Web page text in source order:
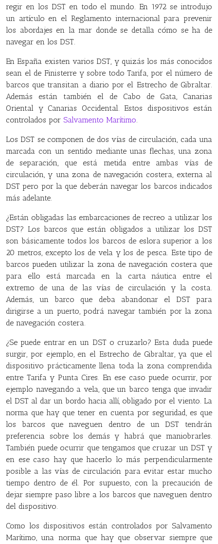
regir en los DST en todo el mundo. En 1972 se introdujo
un artículo en el Reglamento internacional para prevenir
los abordajes en la mar donde se detalla cómo se ha de
navegar en los DST.
En España existen varios DST, y quizás los más conocidos
sean el de Finisterre y sobre todo Tarifa, por el número de
barcos que transitan a diario por el Estrecho de Gibraltar.
Además están también el de Cabo de Gata, Canarias
Oriental y Canarias Occidental. Estos dispositivos están
controlados por Salvamento Marítimo.
Los DST se componen de dos vías de circulación, cada una
marcada con un sentido mediante unas flechas, una zona
de separación, que está metida entre ambas vías de
circulación, y una zona de navegación costera, externa al
DST pero por la que deberán navegar los barcos indicados
más adelante.
¿Están obligadas las embarcaciones de recreo a utilizar los
DST? Los barcos que están obligados a utilizar los DST
son básicamente todos los barcos de eslora superior a los
20 metros, excepto los de vela y los de pesca. Este tipo de
barcos pueden utilizar la zona de navegación costera que
para ello está marcada en la carta náutica entre el
extremo de una de las vías de circulación y la costa.
Además, un barco que deba abandonar el DST para
dirigirse a un puerto, podrá navegar también por la zona
de navegación costera.
¿Se puede entrar en un DST o cruzarlo? Esta duda puede
surgir, por ejemplo, en el Estrecho de Gibraltar, ya que el
dispositivo prácticamente llena toda la zona comprendida
entre Tarifa y Punta Cires. En ese caso puede ocurrir, por
ejemplo navegando a vela, que un barco tenga que invadir
el DST al dar un bordo hacia allí, obligado por el viento. La
norma que hay que tener en cuenta por seguridad, es que
los barcos que naveguen dentro de un DST tendrán
preferencia sobre los demás y habrá que maniobrarles.
También puede ocurrir que tengamos que cruzar un DST y
en ese caso hay que hacerlo lo más perpendicularmente
posible a las vías de circulación para evitar estar mucho
tiempo dentro de él. Por supuesto, con la precaución de
dejar siempre paso libre a los barcos que naveguen dentro
del dispositivo.
Como los dispositivos están controlados por Salvamento
Marítimo, una norma que hay que observar siempre que